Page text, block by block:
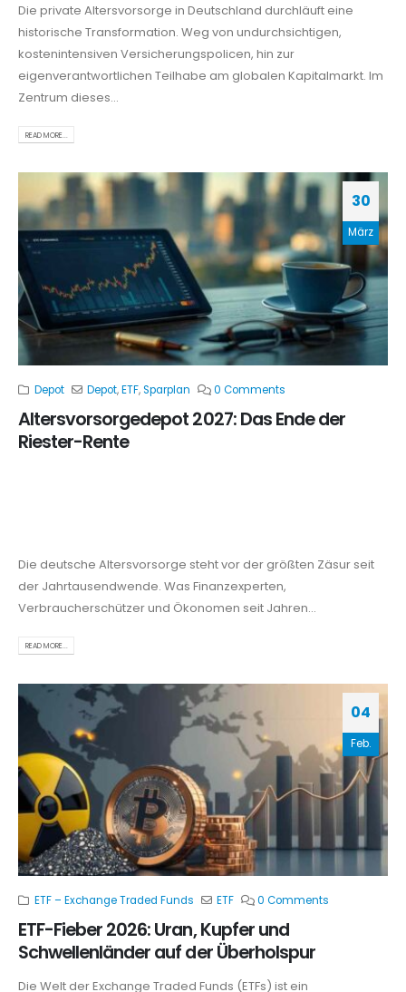
Die private Altersvorsorge in Deutschland durchläuft eine
historische Transformation. Weg von undurchsichtigen,
kostenintensiven Versicherungspolicen, hin zur
eigenverantwortlichen Teilhabe am globalen Kapitalmarkt. Im
Zentrum dieses...
READ MORE...
30
März
Depot Depot,ETF,Sparplan 0 Comments
Altersvorsorgedepot 2027: Das Ende der
Riester-Rente
Die deutsche Altersvorsorge steht vor der größten Zäsur seit
der Jahrtausendwende. Was Finanzexperten,
Verbraucherschützer und Ökonomen seit Jahren...
READ MORE...
04
Feb.
ETF – Exchange Traded Funds ETF 0 Comments
ETF-Fieber 2026: Uran, Kupfer und
Schwellenländer auf der Überholspur
Die Welt der Exchange Traded Funds (ETFs) ist ein